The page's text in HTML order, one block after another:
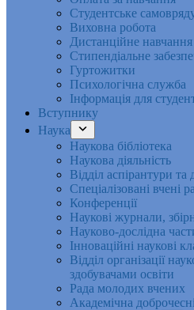
Студентське
Виховна робота
Дистанційне навчання
Стипендіальне
Гуртожитки
Психологічна служба
Інформація для
Вступнику
Наука
Наукова бібліотека
Наукова діяльність
Відділ аспірантури та
Спеціалізовані вчені
Конференції
Наукові журнали,
Науково-дослідна
Інноваційні наукові
Відділ організації
здобувачами освіти
Рада молодих вчених
Академічна